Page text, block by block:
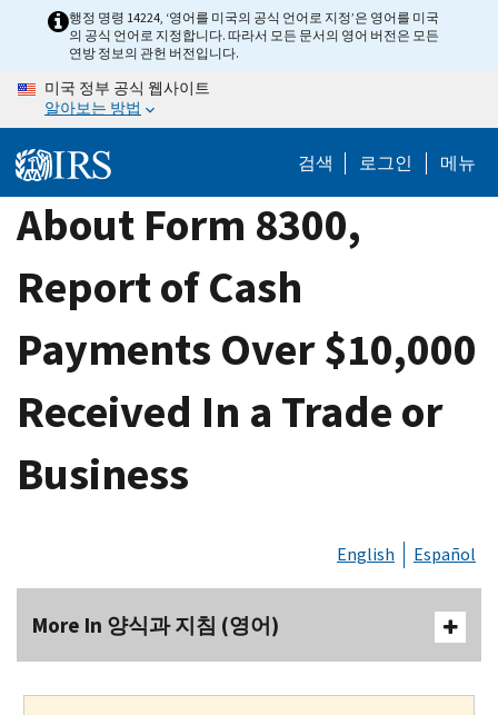
content
행정 명령 14224, ‘영어를 미국의 공식 언어로 지정’은 영어를 미국
의 공식 언어로 지정합니다. 따라서 모든 문서의 영어 버전은 모든
연방 정보의 관헌 버전입니다.
미국 정부 공식 웹사이트
알아보는 방법
검색 로그인 메뉴
About Form 8300,
Report of Cash
Payments Over $10,000
Received In a Trade or
Business
English Español
More In 양식과 지침 (영어)